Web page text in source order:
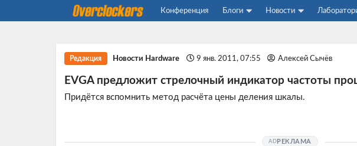
Конференция Блоги Новости
Редакция Новости Hardware 9 янв. 2011, 07:55 Алексей Сычёв
EVGA предложит стрелочный индикатор частоты
Придётся вспомнить метод расчёта цены деления шкалы.
РЕКЛАМА